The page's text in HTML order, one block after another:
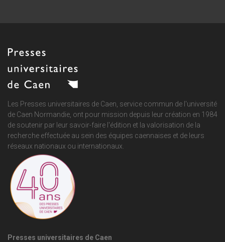
Les Presses universitaires de Caen, service commun de l'université
de Caen Normandie , ont pour mission depuis leur création en 1984
de soutenir par leur savoir-faire l'édition et la valorisation de la
recherche effectuée au sein des équipes caennaises et de leurs
réseaux nationaux ou internationaux.
Presses universitaires de Caen